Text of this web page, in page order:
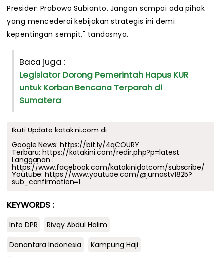
Presiden Prabowo Subianto. Jangan sampai ada pihak
yang mencederai kebijakan strategis ini demi
kepentingan sempit," tandasnya.
Baca juga :
Legislator Dorong Pemerintah Hapus KUR
untuk Korban Bencana Terparah di
Sumatera
Ikuti Update katakini.com di
Google News: https://bit.ly/4qCOURY
Terbaru: https://katakini.com/redir.php?p=latest
Langganan :
https://www.facebook.com/katakinidotcom/subscribe/
Youtube: https://www.youtube.com/@jurnastv1825?
sub_confirmation=1
KEYWORDS :
Info DPR
Rivqy Abdul Halim
.
Danantara Indonesia
Kampung Haji
.